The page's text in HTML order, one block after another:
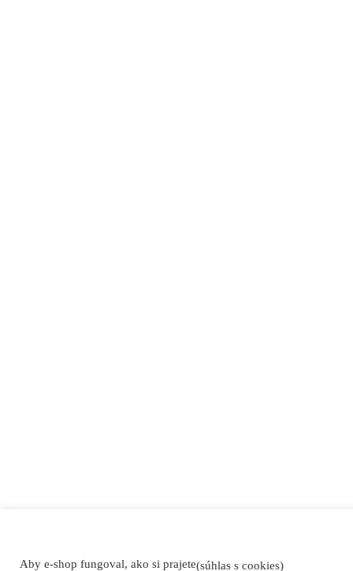
Aby e-shop fungoval, ako si prajete(súhlas s cookies)